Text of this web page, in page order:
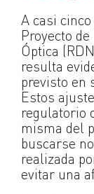
A casi
Proyecto
Óptica
resulta
previsto en
Estos
regulatorio
misma del
buscarse
realizada
evitar una